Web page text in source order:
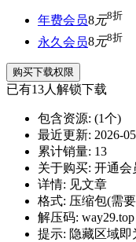
年费会员8元8折
永久会员8元8折
购买下载权限
已有13人解锁下载
包含资源: (1个)
最近更新: 2026-
累计销量: 13
关于购买: 开通会
详情: 见文章
格式: 压缩包(需要
解压码: way29.top
提示: 隐藏区域